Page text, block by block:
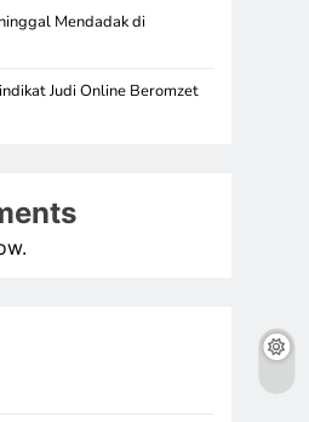
Mendadak di
Judi Online Beromzet